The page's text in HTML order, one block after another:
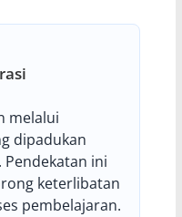
melalui
dipadukan
ini
keterlibatan
pembelajaran.